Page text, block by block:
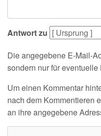
Antwort zu
Die angegebene E-Mail-
sondern nur für
Um einen Kommentar
nach dem Kommentieren
an ihre angegebene